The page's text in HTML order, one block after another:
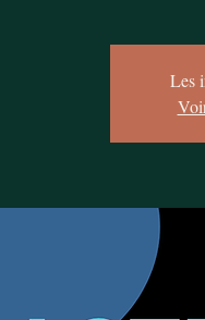
Les